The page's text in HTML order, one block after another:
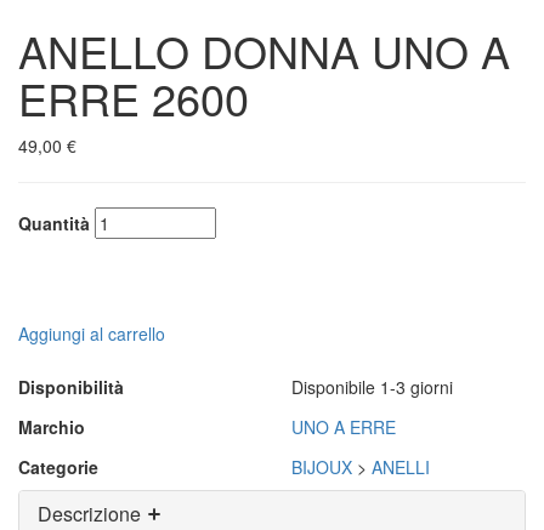
ANELLO DONNA UNO A
ERRE 2600
49,00 €
Quantità
Aggiungi al carrello
Disponibilità
Disponibile 1-3 giorni
Marchio
UNO A ERRE
Categorie
BIJOUX > ANELLI
Descrizione